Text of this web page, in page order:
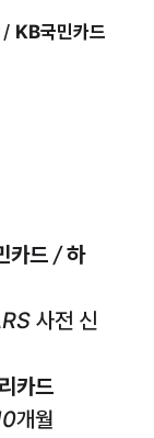
/ KB국민카드
카드 /하
사전 신
카드
개월